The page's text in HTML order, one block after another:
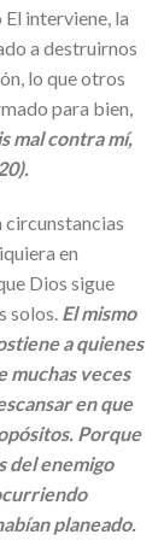
interviene, la
a destruirnos
lo que otros
para bien,
mal contra mí,
circunstancias
en
Dios sigue
solos. El mismo
a quienes
muchas veces
en que
Porque
del enemigo
planeado.